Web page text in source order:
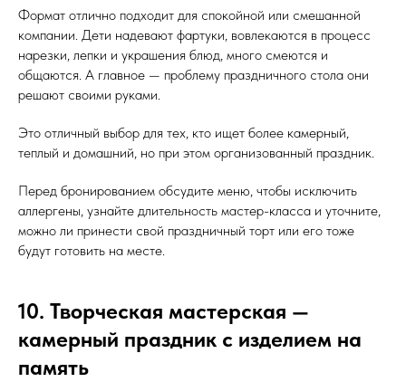
Формат отлично подходит для спокойной или смешанной
компании. Дети надевают фартуки, вовлекаются в процесс
нарезки, лепки и украшения блюд, много смеются и
общаются. А главное — проблему праздничного стола они
решают своими руками.
Это отличный выбор для тех, кто ищет более камерный,
теплый и домашний, но при этом организованный праздник.
Перед бронированием обсудите меню, чтобы исключить
аллергены, узнайте длительность мастер-класса и уточните,
можно ли принести свой праздничный торт или его тоже
будут готовить на месте.
10. Творческая мастерская —
камерный праздник с изделием на
память